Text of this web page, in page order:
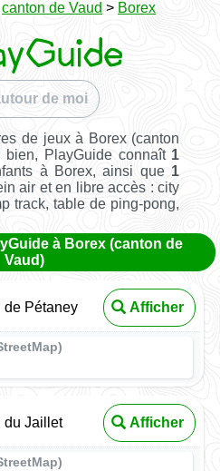
canton de Vaud > Borex
de moi
de jeux à Borex (canton
PlayGuide connaît 1
à Borex, ainsi que 1
air et en libre accès : city
track, table de ping-pong,
à Borex (canton de
Vaud)
de Pétaney Afficher
du Jaillet Afficher